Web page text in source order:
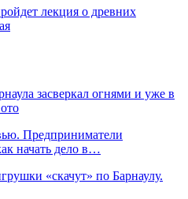
лекция о древних
засверкал огнями и уже в
Предприниматели
начать дело в…
«скачут» по Барнаулу.